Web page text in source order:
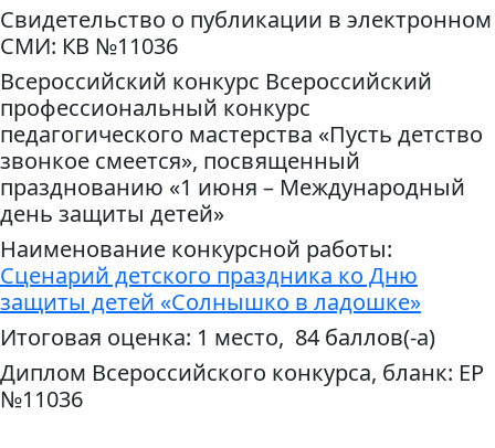
Свидетельство о публикации в электронном
СМИ: КВ №11036
Всероссийский конкурс Всероссийский
профессиональный конкурс
педагогического мастерства «Пусть детство
звонкое смеется», посвященный
празднованию «1 июня – Международный
день защиты детей»
Наименование конкурсной работы:
Сценарий детского праздника ко Дню
защиты детей «Солнышко в ладошке»
Итоговая оценка: 1 место, 84 баллов(-а)
Диплом Всероссийского конкурса, бланк: ЕР
№11036